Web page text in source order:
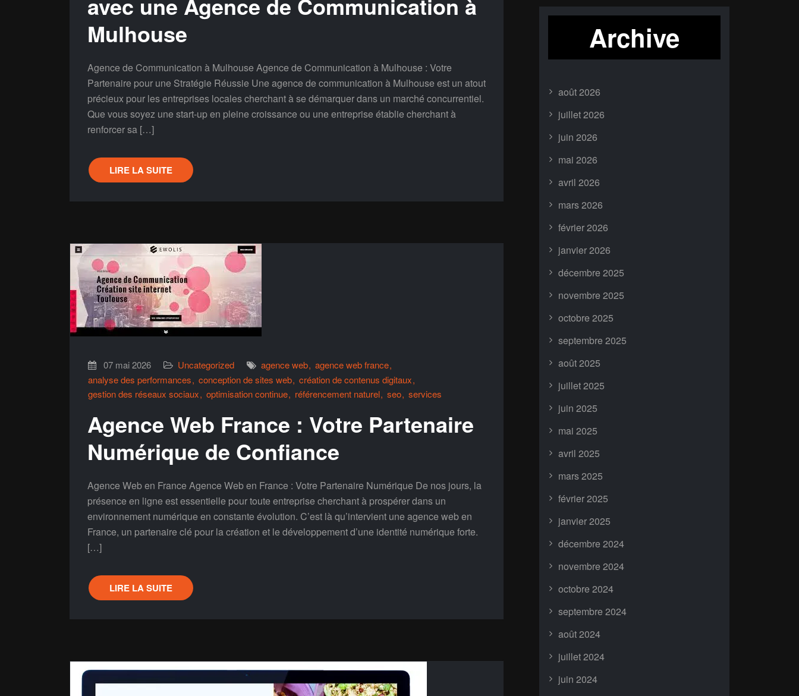
Mulhouse
Agence de Communication à Mulhouse Agence de Communication à Mulhouse : Votre
Partenaire pour une Stratégie Réussie Une agence de communication à Mulhouse est un atout
précieux pour les entreprises locales cherchant à se démarquer dans un marché concurrentiel.
Que vous soyez une start-up en pleine croissance ou une entreprise établie cherchant à
renforcer sa […]
LIRE LA SUITE
07 mai 2026 Uncategorized agence web agence web france
analyse des performances
conception de sites web création de contenus digitaux
gestion des réseaux sociaux
optimisation continue référencement naturel seo services
Agence Web France : Votre Partenaire
Numérique de Confiance
Agence Web en France Agence Web en France : Votre Partenaire Numérique De nos jours, la
présence en ligne est essentielle pour toute entreprise cherchant à prospérer dans un
environnement numérique en constante évolution. C’est là qu’intervient une agence web en
France, un partenaire clé pour la création et le développement d’une identité numérique forte.
[…]
LIRE LA SUITE
Archive
août 2026
juillet 2026
juin 2026
mai 2026
avril 2026
mars 2026
février 2026
janvier 2026
décembre 2025
novembre 2025
octobre 2025
septembre 2025
août 2025
juillet 2025
juin 2025
mai 2025
avril 2025
mars 2025
février 2025
janvier 2025
décembre 2024
novembre 2024
octobre 2024
septembre 2024
août 2024
juillet 2024
juin 2024